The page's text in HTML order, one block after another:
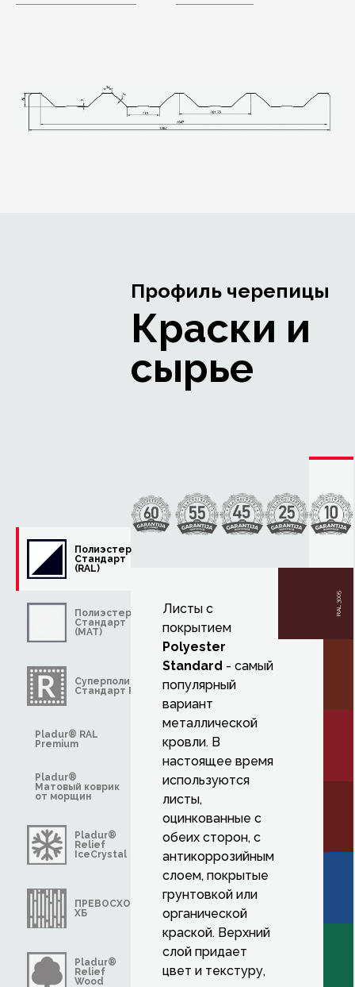
Полиэстер
Стандарт
(RAL)
Полиэстер
Стандарт
(MAT)
Суперполиэстер
Стандарт R-MAT
Pladur® RAL
Premium
Pladur®
Матовый коврик
от морщин
Pladur®
Relief
IceCrystal
ПРЕВОСХОДНЫЙ
ХБ
Pladur®
Relief
Wood
Профиль черепицы
Краски и
сырье
RAL 3005
Листы с
покрытием
Polyester
Standard - самый
популярный
вариант
металлической
кровли. В
настоящее время
используются
листы,
оцинкованные с
обеих сторон, с
антикоррозийным
слоем, покрытые
грунтовкой или
органической
краской. Верхний
слой придает
цвет и текстуру,